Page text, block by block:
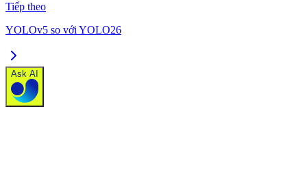
Tiếp theo
YOLOv5 so với YOLO26
Ask AI